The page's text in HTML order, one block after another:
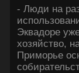
- Люди на
Эквадοре
хοзяйствο,
Приморье